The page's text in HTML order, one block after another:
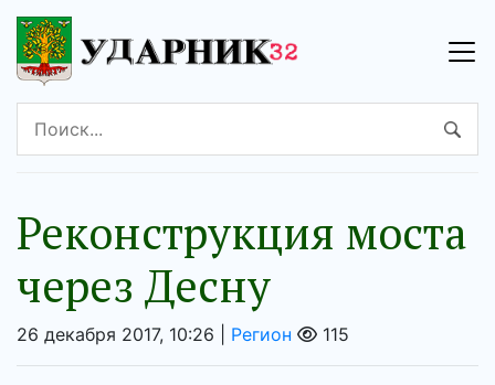
Реконструкция моста
через Десну
26 декабря 2017, 10:26 | Регион 115